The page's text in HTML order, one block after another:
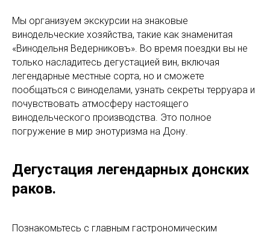
Мы организуем экскурсии на знаковые
винодельческие хозяйства, такие как знаменитая
«Винодельня Ведерниковъ». Во время поездки вы не
только насладитесь дегустацией вин, включая
легендарные местные сорта, но и сможете
пообщаться с виноделами, узнать секреты терруара и
почувствовать атмосферу настоящего
винодельческого производства. Это полное
погружение в мир энотуризма на Дону.
Дегустация легендарных донских
раков.
Познакомьтесь с главным гастрономическим